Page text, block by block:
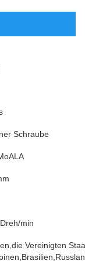
Schraube
min
Vereinigten